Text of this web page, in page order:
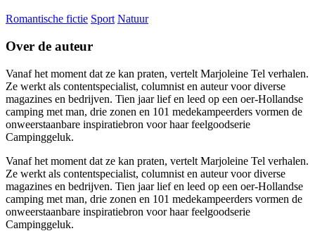
Romantische fictie Sport Natuur
Over de auteur
Vanaf het moment dat ze kan praten, vertelt Marjoleine Tel verhalen.
Ze werkt als contentspecialist, columnist en auteur voor diverse
magazines en bedrijven. Tien jaar lief en leed op een oer-Hollandse
camping met man, drie zonen en 101 medekampeerders vormen de
onweerstaanbare inspiratiebron voor haar feelgoodserie
Campinggeluk.
Vanaf het moment dat ze kan praten, vertelt Marjoleine Tel verhalen.
Ze werkt als contentspecialist, columnist en auteur voor diverse
magazines en bedrijven. Tien jaar lief en leed op een oer-Hollandse
camping met man, drie zonen en 101 medekampeerders vormen de
onweerstaanbare inspiratiebron voor haar feelgoodserie
Campinggeluk.